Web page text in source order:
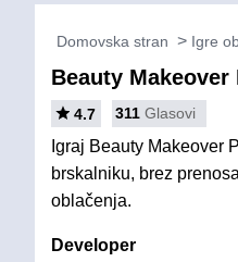
Domovska stran Igre
Beauty
4.7 311 Glasovi
Igraj Beauty Makeover
brskalniku, brez
oblačenja.
Developer